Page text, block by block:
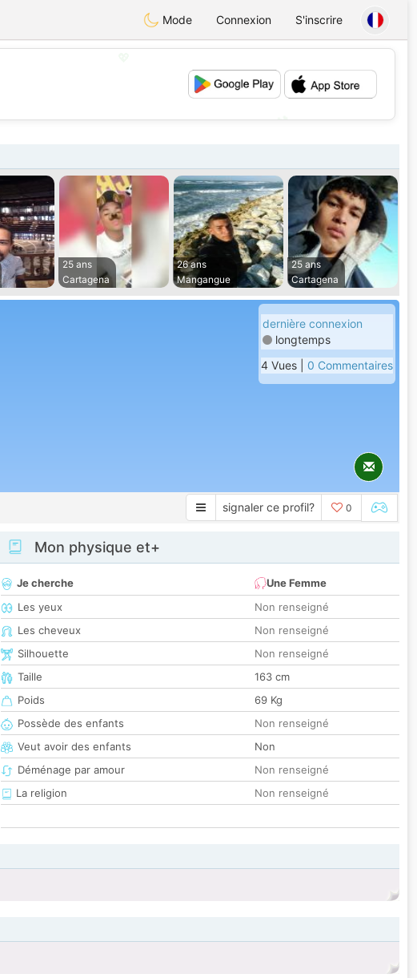
Mode Connexion S'inscrire
25 ans
Cartagena
26 ans
Mangangue
25 ans
Cartagena
dernière connexion
longtemps
4 Vues | 0 Commentaires
signaler ce profil? 0
Mon physique et+
Je cherche
Une Femme
Les yeux
Non renseigné
Les cheveux
Non renseigné
Silhouette
Non renseigné
Taille
163 cm
Poids
69 Kg
Possède des enfants
Non renseigné
Veut avoir des enfants
Non
Déménage par amour
Non renseigné
La religion
Non renseigné